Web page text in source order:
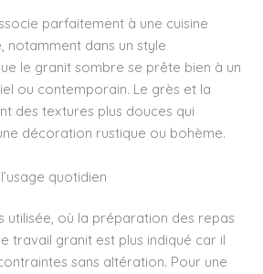
parfaitement à une cuisine
notamment dans un style
le granit sombre se prête bien à un
ou contemporain. Le grès et la
des textures plus douces qui
décoration rustique ou bohème.
quotidien
utilisée, où la préparation des repas
travail granit est plus indiqué car il
sans altération. Pour une